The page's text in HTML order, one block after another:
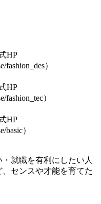
HP
fashion_des）
HP
fashion_tec）
HP
basic）
就職を有利にしたい人
センスや才能を育てた